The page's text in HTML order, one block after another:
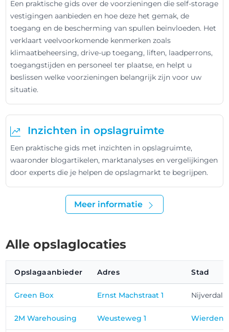
Een praktische gids over de voorzieningen die self-storage
vestigingen aanbieden en hoe deze het gemak, de
toegang en de bescherming van spullen beïnvloeden. Het
verklaart veelvoorkomende kenmerken zoals
klimaatbeheersing, drive-up toegang, liften, laadperrons,
toegangstijden en personeel ter plaatse, en helpt u
beslissen welke voorzieningen belangrijk zijn voor uw
situatie.
Inzichten in opslagruimte
Een praktische gids met inzichten in opslagruimte,
waaronder blogartikelen, marktanalyses en vergelijkingen
door experts die je helpen de opslagmarkt te begrijpen.
Meer informatie
Alle opslaglocaties
Opslagaanbieder Adres Stad
Green Box Ernst Machstraat 1 Nijverdal
2M Warehousing Weusteweg 1 Wierden